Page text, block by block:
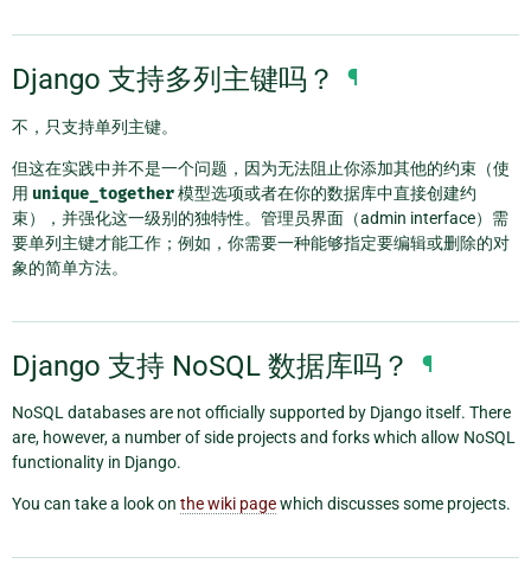
Django 支持多列主键吗？ ¶
不，只支持单列主键。
但这在实践中并不是一个问题，因为无法阻止你添加其他的约束（使
用 unique_together模型选项或者在你的数据库中直接创建约
束），并强化这一级别的独特性。管理员界面（admin interface）需
要单列主键才能工作；例如，你需要一种能够指定要编辑或删除的对
象的简单方法。
Django 支持 NoSQL 数据库吗？ ¶
NoSQL databases are not officially supported by Django itself. There
are, however, a number of side projects and forks which allow NoSQL
functionality in Django.
You can take a look on the wiki pagewhich discusses some projects.